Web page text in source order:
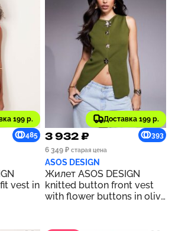
199 р.
485
vest in
Доставка 199 р.
3 932 ₽
393
6 349 ₽ старая цена
ASOS DESIGN
Жилет ASOS DESIGN
knitted button front vest
with flower buttons in olive